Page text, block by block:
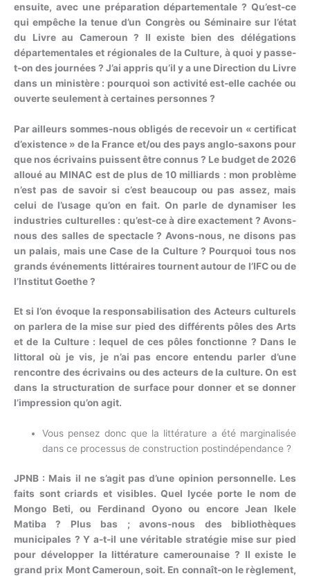
ensuite, avec une préparation départementale ? Qu’est-ce
qui empêche la tenue d’un Congrès ou Séminaire sur l’état
du Livre au Cameroun ? Il existe bien des délégations
départementales et régionales de la Culture, à quoi y passe-
t-on des journées ? J’ai appris qu’il y a une Direction du Livre
dans un ministère : pourquoi son activité est-elle cachée ou
ouverte seulement à certaines personnes ?
Par ailleurs sommes-nous obligés de recevoir un « certificat
d’existence » de la France et/ou des pays anglo-saxons pour
que nos écrivains puissent être connus ? Le budget de 2026
alloué au MINAC est de plus de 10 milliards : mon problème
n’est pas de savoir si c’est beaucoup ou pas assez, mais
celui de l’usage qu’on en fait. On parle de dynamiser les
industries culturelles : qu’est-ce à dire exactement ? Avons-
nous des salles de spectacle ? Avons-nous, ne disons pas
un palais, mais une Case de la Culture ? Pourquoi tous nos
grands événements littéraires tournent autour de l’IFC ou de
l’Institut Goethe ?
Et si l’on évoque la responsabilisation des Acteurs culturels
on parlera de la mise sur pied des différents pôles des Arts
et de la Culture : lequel de ces pôles fonctionne ? Dans le
littoral où je vis, je n’ai pas encore entendu parler d’une
rencontre des écrivains ou des acteurs de la culture. On est
dans la structuration de surface pour donner et se donner
l’impression qu’on agit.
Vous pensez donc que la littérature a été marginalisée
dans ce processus de construction postindépendance ?
JPNB : Mais il ne s’agit pas d’une opinion personnelle. Les
faits sont criards et visibles. Quel lycée porte le nom de
Mongo Beti, ou Ferdinand Oyono ou encore Jean Ikele
Matiba ? Plus bas ; avons-nous des bibliothèques
municipales ? Y a-t-il une véritable stratégie mise sur pied
pour développer la littérature camerounaise ? Il existe le
grand prix Mont Cameroun, soit. En connaît-on le règlement,